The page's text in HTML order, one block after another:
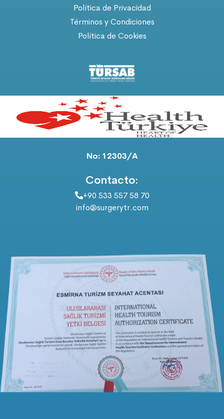
Política de Privacidad
Términos y Condiciones
Política de Cookies
No: 12303/A
Contacto:
+90 533 557 58 70
info@surgerytr.com